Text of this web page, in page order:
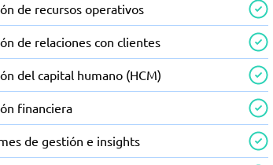
de recursos operativos
de relaciones con clientes
del capital humano (HCM)
financiera
de gestión e insights